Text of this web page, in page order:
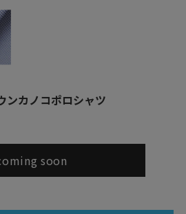
ンカノコポロシャツ
soon